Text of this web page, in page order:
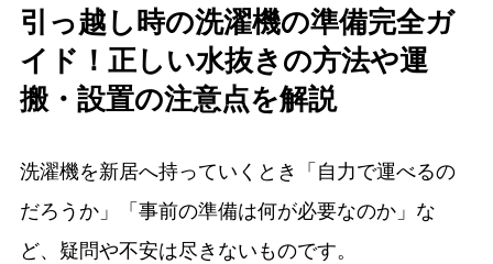
引っ越し時の洗濯機の準備完全ガ
イド！正しい水抜きの方法や運
搬・設置の注意点を解説
洗濯機を新居へ持っていくとき「自力で運べるの
だろうか」「事前の準備は何が必要なのか」な
ど、疑問や不安は尽きないものです。